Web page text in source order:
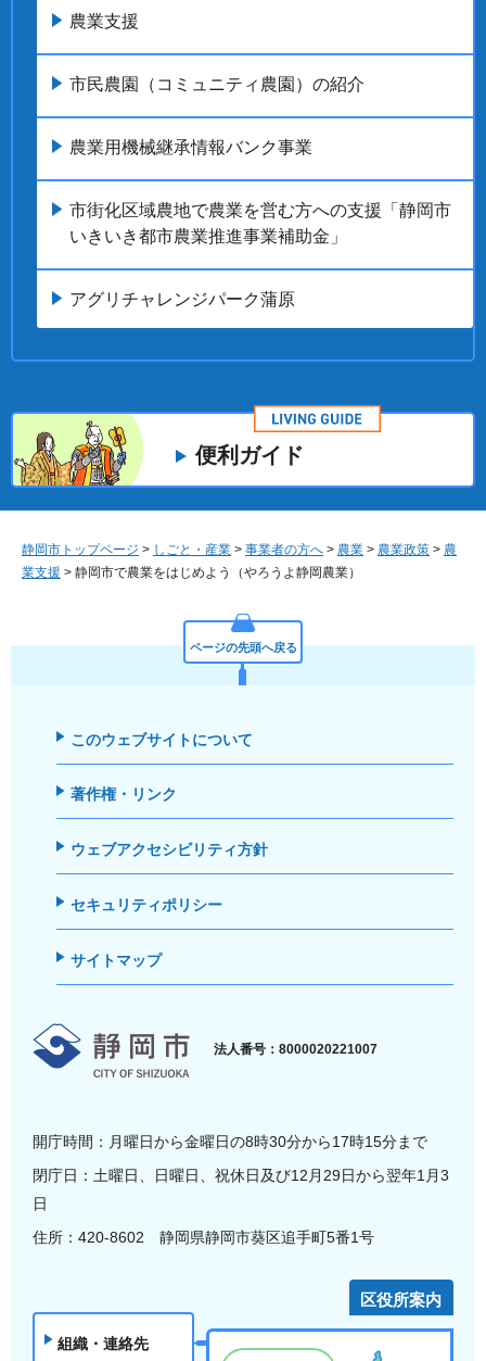
農業支援
市民農園（コミュニティ農園）の紹介
農業用機械継承情報バンク事業
市街化区域農地で農業を営む方への支援「静岡市
いきいき都市農業推進事業補助金」
アグリチャレンジパーク蒲原
便利ガイド
静岡市トップページ > しごと・産業 > 事業者の方へ > 農業 > 農業政策 > 農
業支援 > 静岡市で農業をはじめよう（やろうよ静岡農業）
ページの先頭へ戻る
このウェブサイトについて
著作権・リンク
ウェブアクセシビリティ方針
セキュリティポリシー
サイトマップ
静岡市
法人番号：8000020221007
開庁時間：月曜日から金曜日の8時30分から17時15分まで
閉庁日：土曜日、日曜日、祝休日及び12月29日から翌年1月3
日
住所：420-8602 静岡県静岡市葵区追手町5番1号
組織・連絡先
区役所案内